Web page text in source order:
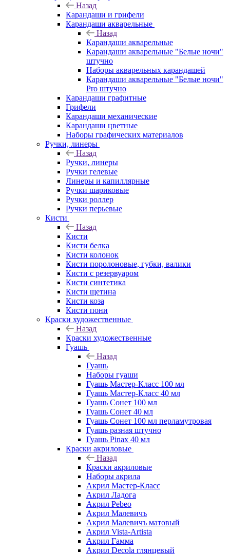
Назад
Карандаши и грифели
Карандаши акварельные
Назад
Карандаши акварельные
Карандаши акварельные "Белые ночи"
штучно
Наборы акварельных карандашей
Карандаши акварельные "Белые ночи"
Pro штучно
Карандаши графитные
Грифели
Карандаши механические
Карандаши цветные
Наборы графических материалов
Ручки, линеры
Назад
Ручки, линеры
Ручки гелевые
Линеры и капиллярные
Ручки шариковые
Ручки роллер
Ручки перьевые
Кисти
Назад
Кисти
Кисти белка
Кисти колонок
Кисти поролоновые, губки, валики
Кисти с резервуаром
Кисти синтетика
Кисти щетина
Кисти коза
Кисти пони
Краски художественные
Назад
Краски художественные
Гуашь
Назад
Гуашь
Наборы гуаши
Гуашь Мастер-Класс 100 мл
Гуашь Мастер-Класс 40 мл
Гуашь Сонет 100 мл
Гуашь Сонет 40 мл
Гуашь Сонет 100 мл перламутровая
Гуашь разная штучно
Гуашь Pinax 40 мл
Краски акриловые
Назад
Краски акриловые
Наборы акрила
Акрил Мастер-Класс
Акрил Ладога
Акрил Pebeo
Акрил Малевичъ
Акрил Малевичъ матовый
Акрил Vista-Artista
Акрил Гамма
Акрил Decola глянцевый